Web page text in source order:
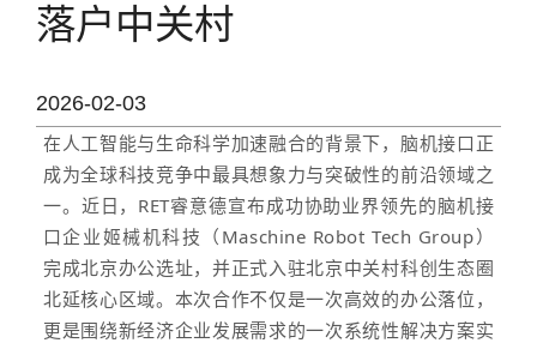
落户中关村
2026-02-03
在人工智能与生命科学加速融合的背景下，脑机接口正
成为全球科技竞争中最具想象力与突破性的前沿领域之
一。近日，RET睿意德宣布成功协助业界领先的脑机接
口企业姬械机科技（Maschine Robot Tech Group）
完成北京办公选址，并正式入驻北京中关村科创生态圈
北延核心区域。本次合作不仅是一次高效的办公落位，
更是围绕新经济企业发展需求的一次系统性解决方案实